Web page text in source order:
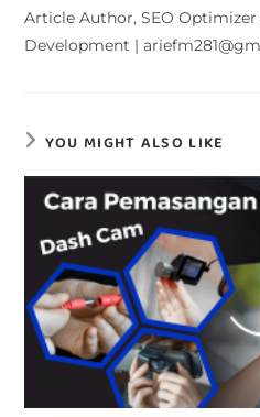
Article Author, SEO Optimizer
Development |
YOU MIGHT ALSO LIKE